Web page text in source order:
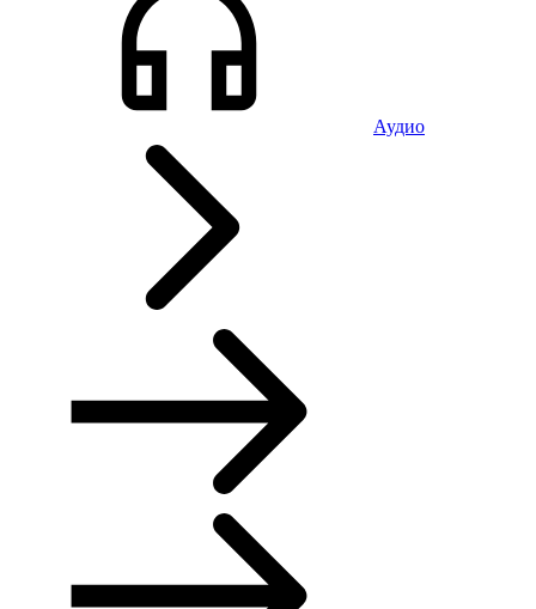
Аудио